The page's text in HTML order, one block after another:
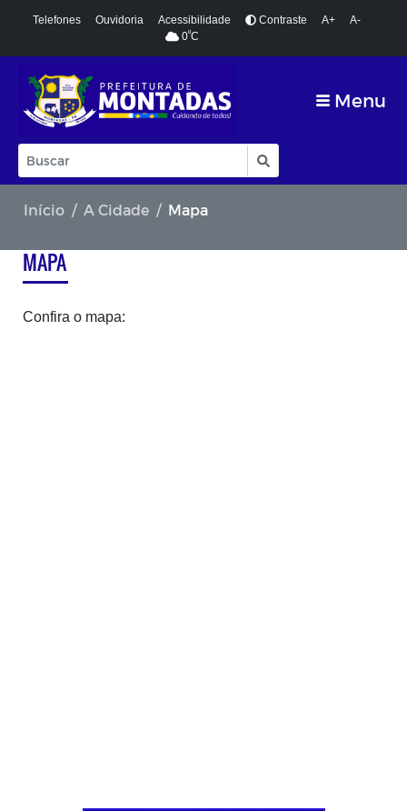
Telefones Ouvidoria Acessibilidade Contraste A+
A-
0ºC
Menu
Início A Cidade Mapa
MAPA
Confira o mapa: